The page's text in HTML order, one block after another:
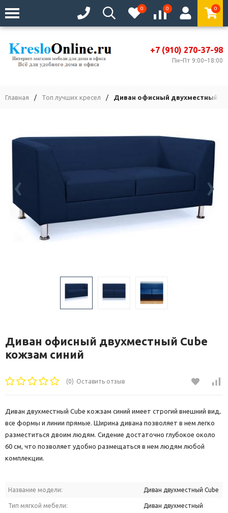
0 0 0
+7 (910) 270-37-98
Пн–Пт 9:00–18:00
Главная / Топ лучших кресел / Диван офисный двухместный
‹ ›
Диван офисный двухместный Cube
кожзам синий
(0) Оставить отзыв
Диван двухместный Cube кожзам синий имеет строгий внешний вид,
все формы и линии прямые. Ширина дивана позволяет в нем легко
разместиться двоим людям. Сидение достаточно глубокое около
60 см, что позволяет удобно размещаться в нем людям любой
комплекции.
Название модели: Диван двухместный Cube
Тип мягкой мебели: Диван двухместный